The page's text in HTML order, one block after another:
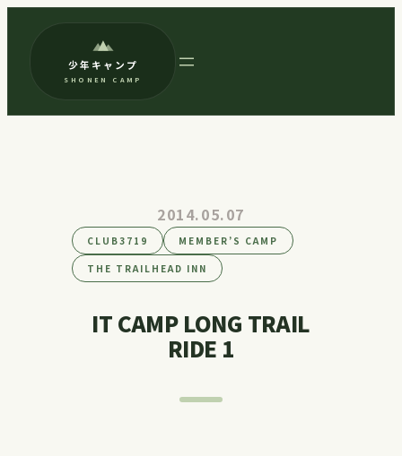
キ
少年キャンプ
SHONEN CAMP
2014.05.07
CLUB3719 MEMBER’S CAMP
THE TRAILHEAD INN
IT CAMP LONG TRAIL
RIDE 1